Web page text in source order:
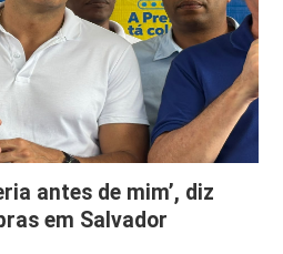
antes de mim’, diz
em Salvador